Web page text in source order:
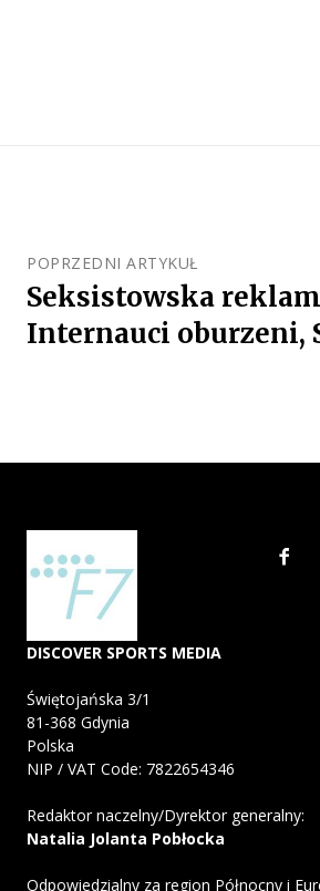
POPRZEDNI ARTYKUŁ
Seksistowska
Internauci oburzeni,
DISCOVER SPORTS MEDIA
Świętojańska 3/1
81-368 Gdynia
Polska
NIP / VAT Code: 7822654346
Redaktor naczelny/Dyrektor generalny:
Natalia Jolanta Pobłocka
Odpowiedzialny za region Północny i